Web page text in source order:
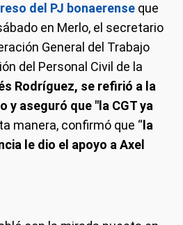
del PJ bonaerense que
en Merlo, el secretario
General del Trabajo
del Personal Civil de la
Rodríguez, se refirió a la
y aseguró que "la CGT ya
manera, confirmó que “ la
le dio el apoyo a Axel